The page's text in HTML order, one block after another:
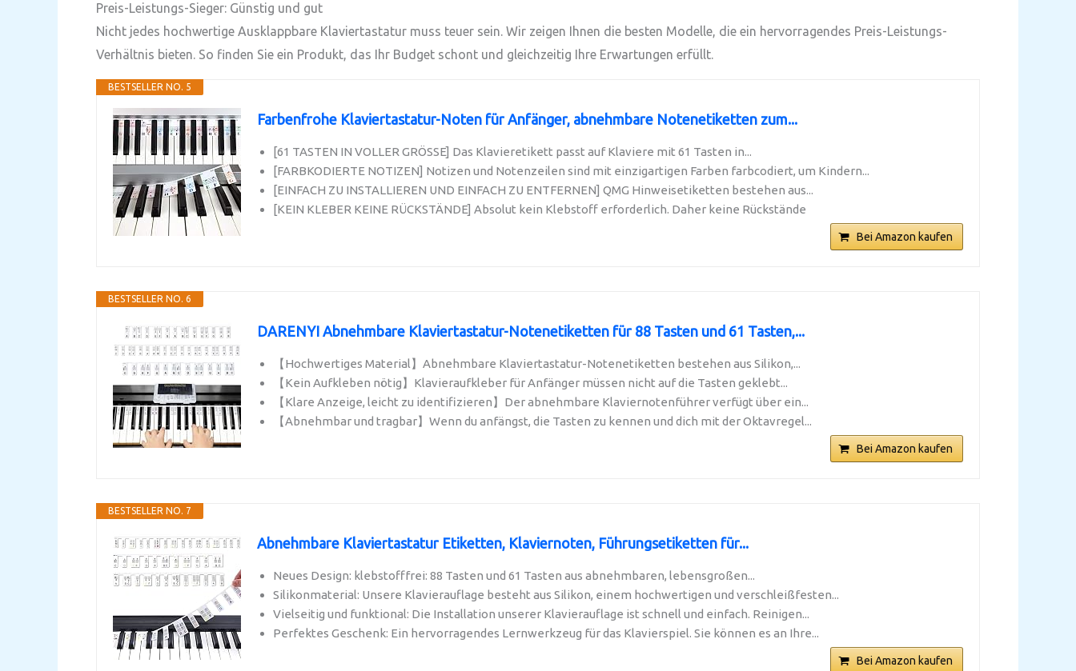
Preis-Leistungs-Sieger: Günstig und gut
Nicht jedes hochwertige Ausklappbare Klaviertastatur muss teuer sein. Wir zeigen Ihnen die besten Modelle, die ein hervorragendes Preis-Leistungs-
Verhältnis bieten. So finden Sie ein Produkt, das Ihr Budget schont und gleichzeitig Ihre Erwartungen erfüllt.
BESTSELLER NO. 5
Farbenfrohe Klaviertastatur-Noten für Anfänger, abnehmbare Notenetiketten zum...
[61 TASTEN IN VOLLER GRÖSSE] Das Klavieretikett passt auf Klaviere mit 61 Tasten in...
[FARBKODIERTE NOTIZEN] Notizen und Notenzeilen sind mit einzigartigen Farben farbcodiert, um Kindern...
[EINFACH ZU INSTALLIEREN UND EINFACH ZU ENTFERNEN] QMG Hinweisetiketten bestehen aus...
[KEIN KLEBER KEINE RÜCKSTÄNDE] Absolut kein Klebstoff erforderlich. Daher keine Rückstände
Bei Amazon kaufen
BESTSELLER NO. 6
DARENYI Abnehmbare Klaviertastatur-Notenetiketten für 88 Tasten und 61 Tasten,...
【Hochwertiges Material】Abnehmbare Klaviertastatur-Notenetiketten bestehen aus Silikon,...
【Kein Aufkleben nötig】Klavieraufkleber für Anfänger müssen nicht auf die Tasten geklebt...
【Klare Anzeige, leicht zu identifizieren】Der abnehmbare Klaviernotenführer verfügt über ein...
【Abnehmbar und tragbar】Wenn du anfängst, die Tasten zu kennen und dich mit der Oktavregel...
Bei Amazon kaufen
BESTSELLER NO. 7
Abnehmbare Klaviertastatur Etiketten, Klaviernoten, Führungsetiketten für...
Neues Design: klebstofffrei: 88 Tasten und 61 Tasten aus abnehmbaren, lebensgroßen...
Silikonmaterial: Unsere Klavierauflage besteht aus Silikon, einem hochwertigen und verschleißfesten...
Vielseitig und funktional: Die Installation unserer Klavierauflage ist schnell und einfach. Reinigen...
Perfektes Geschenk: Ein hervorragendes Lernwerkzeug für das Klavierspiel. Sie können es an Ihre...
Bei Amazon kaufen